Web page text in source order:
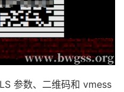
参数、二维码和 vmess